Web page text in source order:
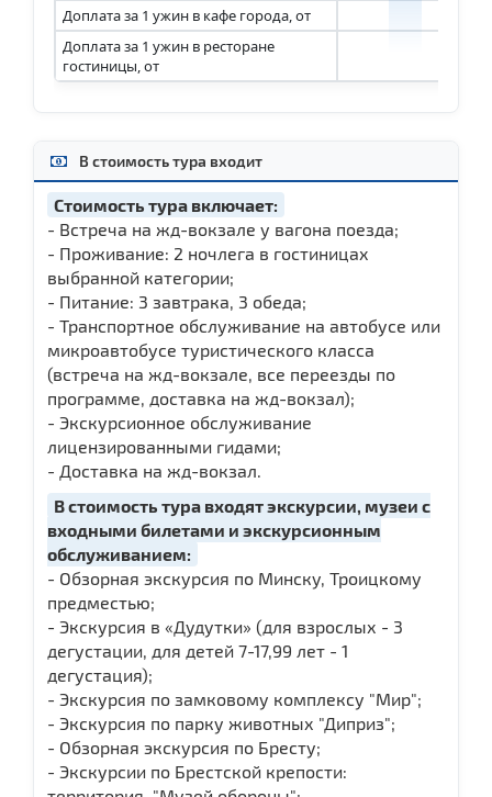
Доплата за 1 ужин в кафе города, от
Доплата за 1 ужин в ресторане
гостиницы, от
В стоимость тура входит
Стоимость тура включает:
- Встреча на жд-вокзале у вагона поезда;
- Проживание: 2 ночлега в гостиницах
выбранной категории;
- Питание: 3 завтрака, 3 обеда;
- Транспортное обслуживание на автобусе или
микроавтобусе туристического класса
(встреча на жд-вокзале, все переезды по
программе, доставка на жд-вокзал);
- Экскурсионное обслуживание
лицензированными гидами;
- Доставка на жд-вокзал.
В стоимость тура входят экскурсии, музеи с
входными билетами и экскурсионным
обслуживанием:
- Обзорная экскурсия по Минску, Троицкому
предместью;
- Экскурсия в «Дудутки» (для взрослых - 3
дегустации, для детей 7-17,99 лет - 1
дегустация);
- Экскурсия по замковому комплексу "Мир";
- Экскурсия по парку животных "Диприз";
- Обзорная экскурсия по Бресту;
- Экскурсии по Брестской крепости: